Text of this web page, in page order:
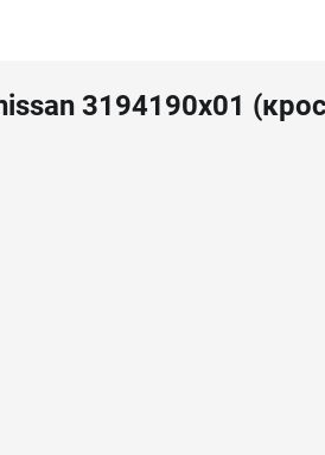
3194190x01